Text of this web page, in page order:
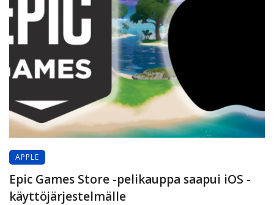
APPLE
Epic Games Store -pelikauppa saapui iOS -
käyttöjärjestelmälle